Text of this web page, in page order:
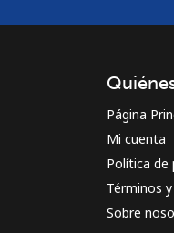
Página
Mi cuenta
Política de
Términos
Sobre